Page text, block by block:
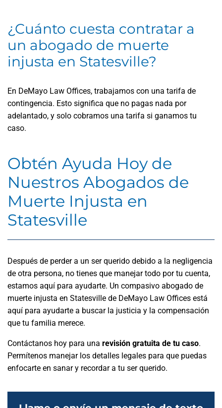
¿Cuánto cuesta contratar a
un abogado de muerte
injusta en Statesville?
En DeMayo Law Offices, trabajamos con una tarifa de
contingencia. Esto significa que no pagas nada por
adelantado, y solo cobramos una tarifa si ganamos tu
caso.
Obtén Ayuda Hoy de
Nuestros Abogados de
Muerte Injusta en
Statesville
Después de perder a un ser querido debido a la negligencia
de otra persona, no tienes que manejar todo por tu cuenta,
estamos aquí para ayudarte. Un compasivo abogado de
muerte injusta en Statesville de DeMayo Law Offices está
aquí para ayudarte a buscar la justicia y la compensación
que tu familia merece.
Contáctanos hoy para una revisión gratuita de tu caso.
Permítenos manejar los detalles legales para que puedas
enfocarte en sanar y recordar a tu ser querido.